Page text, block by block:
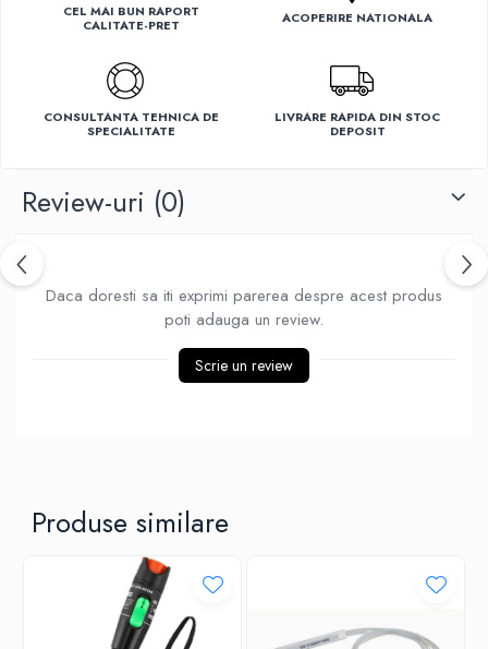
Ventilatoare
CEL MAI BUN RAPORT
CALITATE-PRET
ACOPERIRE NATIONALA
CONSULTANTA TEHNICA DE
SPECIALITATE
LIVRARE RAPIDA DIN STOC
DEPOSIT
Review-uri (0)
Daca doresti sa iti exprimi parerea despre acest produs
poti adauga un review.
Scrie un review
Produse similare